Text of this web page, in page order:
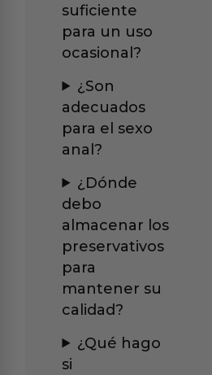
suficiente
para un uso
ocasional?
¿Son
adecuados
para el sexo
anal?
¿Dónde
debo
almacenar los
preservativos
para
mantener su
calidad?
¿Qué hago
si